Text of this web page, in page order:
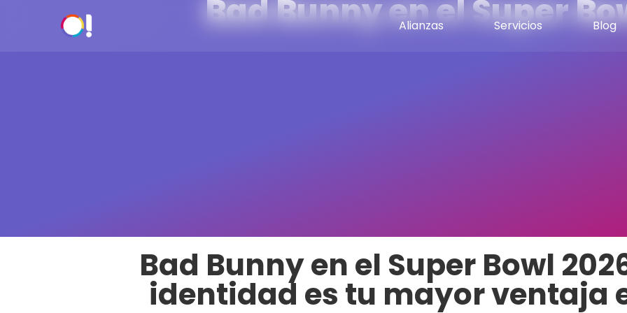
Alianzas Servicios Blog
Bad Bunny en el Super
Bad Bunny en el Super Bowl
identidad es tu mayor ventaja